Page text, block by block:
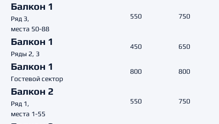
Балкон 1
Ряд 3,
места 50-88
550 750
Балкон 1
Ряды 2, 3
450 650
Балкон 1
Гостевой сектор
800 800
Балкон 2
Ряд 1,
места 1-55
550 750